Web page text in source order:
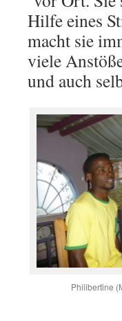
Hilfe eines
macht sie
viele
und auch
Philibertine